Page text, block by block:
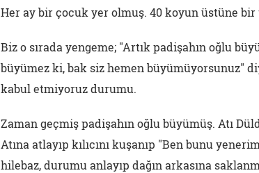
Her ay bir çocuk yer olmuş. 40 koyun üstüne
Biz o sırada yengeme; "Artık padişahın oğlu
büyümez ki, bak siz hemen büyümüyorsunuz"
kabul etmiyoruz durumu.
Zaman geçmiş padişahın oğlu büyümüş. Atı
Atına atlayıp kılıcını kuşanıp "Ben bunu
hilebaz, durumu anlayıp dağın arkasına